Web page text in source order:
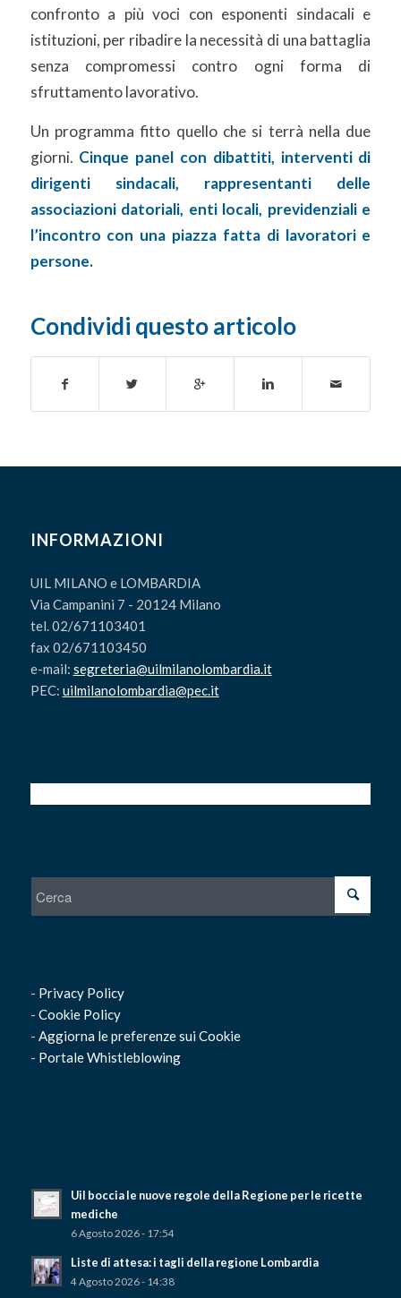
confronto a più voci con esponenti sindacali e
istituzioni, per ribadire la necessità di una battaglia
senza compromessi contro ogni forma di
sfruttamento lavorativo.
Un programma fitto quello che si terrà nella due
giorni. Cinque panel con dibattiti, interventi di
dirigenti sindacali, rappresentanti delle
associazioni datoriali, enti locali, previdenziali e
l’incontro con una piazza fatta di lavoratori e
persone.
Condividi questo articolo
INFORMAZIONI
UIL MILANO e LOMBARDIA
Via Campanini 7 - 20124 Milano
tel. 02/671103401
fax 02/671103450
e-mail: segreteria@uilmilanolombardia.it
PEC: uilmilanolombardia@pec.it
- Privacy Policy
- Cookie Policy
- Aggiorna le preferenze sui Cookie
- Portale Whistleblowing
Uil boccia le nuove regole della Regione per le ricette
mediche
6 Agosto 2026 - 17:54
Liste di attesa: i tagli della regione Lombardia
4 Agosto 2026 - 14:38